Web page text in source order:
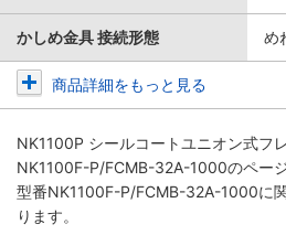
かしめ金具 接続形態 め
商品詳細をもっと見る
NK1100P シールコートユニオン式フ
NK1100F-P/FCMB-32A-1000のページ
型番NK1100F-P/FCMB-32A-1000に
ります。